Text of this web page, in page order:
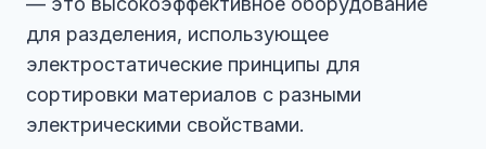
для разделения, использующее
электростатические принципы для
сортировки материалов с разными
электрическими свойствами.